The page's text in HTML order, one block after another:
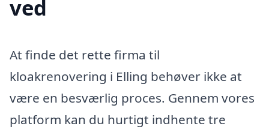
ved
At finde det rette firma til
kloakrenovering i Elling behøver ikke at
være en besværlig proces. Gennem vores
platform kan du hurtigt indhente tre